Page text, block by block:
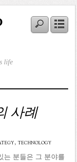
life
사례
, technology
는 분들은 그 분야를